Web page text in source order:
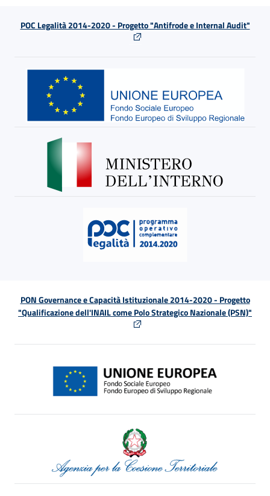
POC Legalità 2014-2020 - Progetto "Antifrode e Internal Audit"
PON Governance e Capacità Istituzionale 2014-2020 - Progetto
"Qualificazione dell'INAIL come Polo Strategico Nazionale (PSN)"